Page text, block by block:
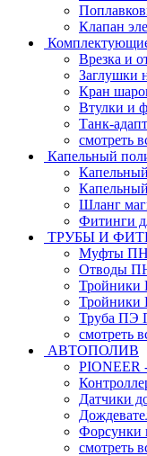
Клапан
Врезка и
Заглушки
Кран
Втулки и
Танк-
смотреть
Капельный
Шланг
Фитинги
ТРУБЫ И
Муфты
Отводы
Тройники
Тройники
Труба ПЭ
смотреть
АВТОПОЛИВ
PIONEER
Датчики
Форсунки
смотреть